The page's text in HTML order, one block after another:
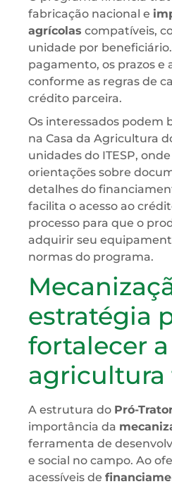
fabricação nacional e
agrícolas compatíveis,
unidade por
pagamento, os prazos e
conforme as regras de
crédito parceira.
Os interessados podem
na Casa da Agricultura
unidades do ITESP,
orientações sobre
detalhes do
facilita o acesso ao
processo para que o
adquirir seu
normas do programa.
estratégia
fortalecer a
A estrutura do Pró-
importância da
ferramenta de
e social no campo. Ao
acessíveis de